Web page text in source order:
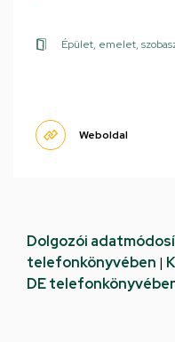
Épület, emelet,
Weboldal
Dolgozói
telefonkönyvében |
DE